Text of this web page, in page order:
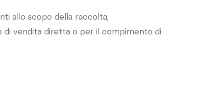
allo scopo della raccolta;
di vendita diretta o per il compimento di